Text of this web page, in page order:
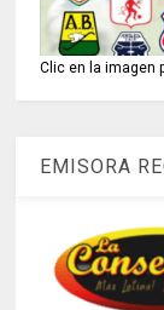
Clic en la imagen
EMISORA